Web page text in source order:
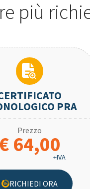
più
PRA
Prezzo
64,00
+IVA
RICHIEDI ORA